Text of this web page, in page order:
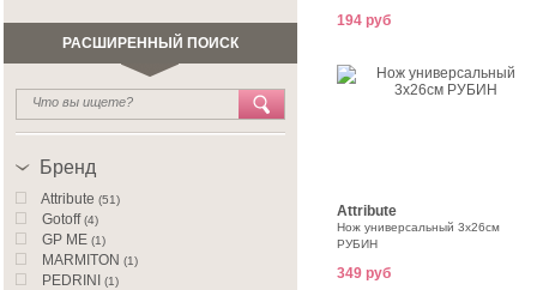
РАСШИРЕННЫЙ ПОИСК
Бренд
Attribute (51)
Gotoff(4)
GP ME (1)
MARMITON (1)
PEDRINI (1)
194 руб
Attribute
Нож универсальный 3х26см
РУБИН
349 руб